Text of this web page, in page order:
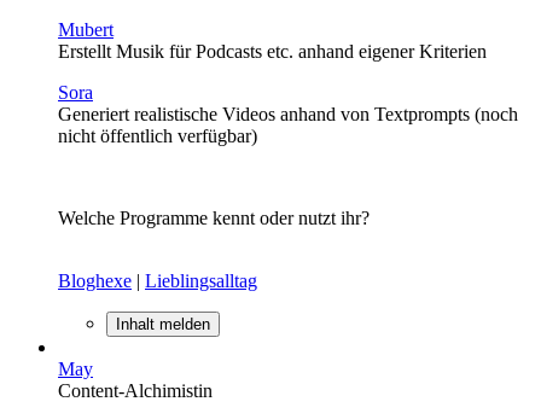
Mubert
Erstellt Musik für Podcasts etc. anhand eigener Kriterien
Sora
Generiert realistische Videos anhand von Textprompts (noch
nicht öffentlich verfügbar)
Welche Programme kennt oder nutzt ihr?
Bloghexe | Lieblingsalltag
Inhalt melden
May
Content-Alchimistin